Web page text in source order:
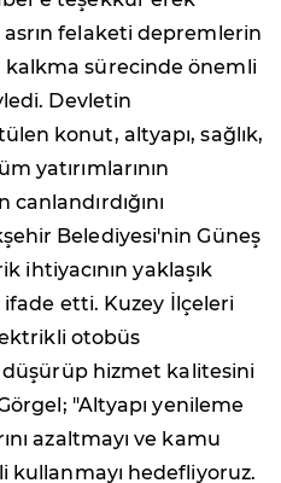
asrın felaketi depremlerin
kalkma sürecinde önemli
Devletin
konut, altyapı, sağlık,
yatırımlarının
Belediyesi'nin Güneş
ihtiyacının yaklaşık
ifade etti. Kuzey İlçeleri
otobüs
düşürüp hizmet kalitesini
"Altyapı yenileme
azaltmayı ve kamu
kullanmayı hedefliyoruz.